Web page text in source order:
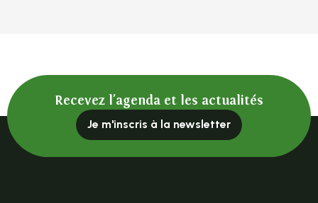
Recevez l'agenda et les actualités
Je m'inscris à la newsletter